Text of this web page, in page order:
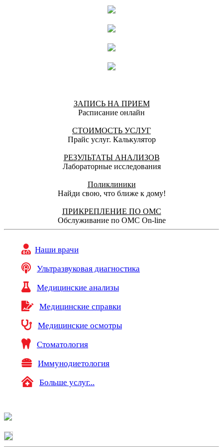
специалист, который посчитал нужным вникнуть в
суть моей проблемы. Помог понять причины
справляться. Выписал препарат для снятия чувства
началось, но я уже чувствую личную
это очень для меня важно. Рекомендую Алексея
Федоровича тем, кто сам хочет справиться с
Алёна М., 05.05.2020
Николай, 08.04.2020
ЗАПИСЬ НА ПРИЕМ
Расписание онлайн
СТОИМОСТЬ УСЛУГ
Прайс услуг. Калькулятор
РЕЗУЛЬТАТЫ АНАЛИЗОВ
Лабораторные исследования
Поликлиники
Найди свою, что ближе к дому!
ПРИКРЕПЛЕНИЕ ПО ОМС
Обслуживание по ОМС On-line
Наши врачи
Ультразвуковая диагностика
Медицинские анализы
Медицинские справки
Медицинские осмотры
Стоматология
Иммунодиетология
Больше услуг...